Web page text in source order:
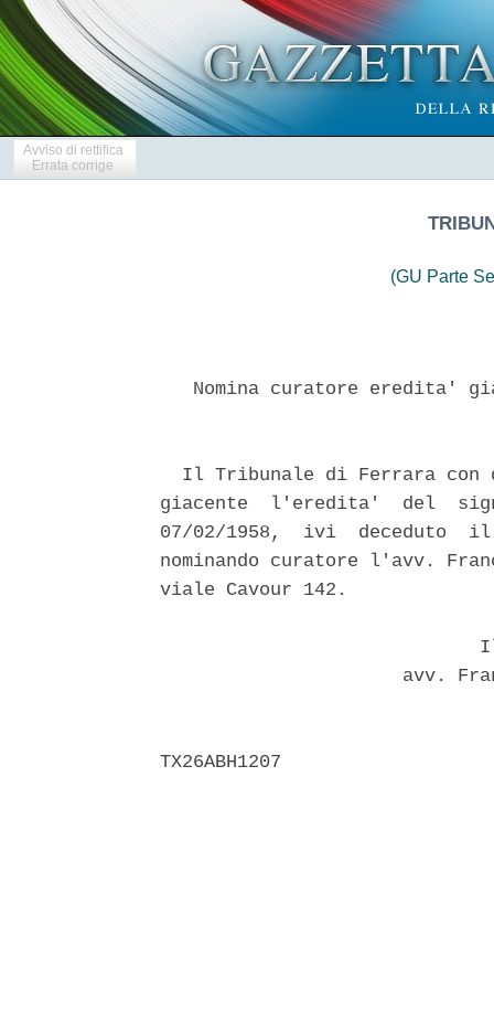
Avviso di rettifica
Errata corrige
(GU Parte
Nomina curatore eredita'
Il Tribunale di Ferrara con
giacente  l'eredita'  del
07/02/1958,  ivi  deceduto  il
nominando curatore l'avv.
viale Cavour 142.
avv.